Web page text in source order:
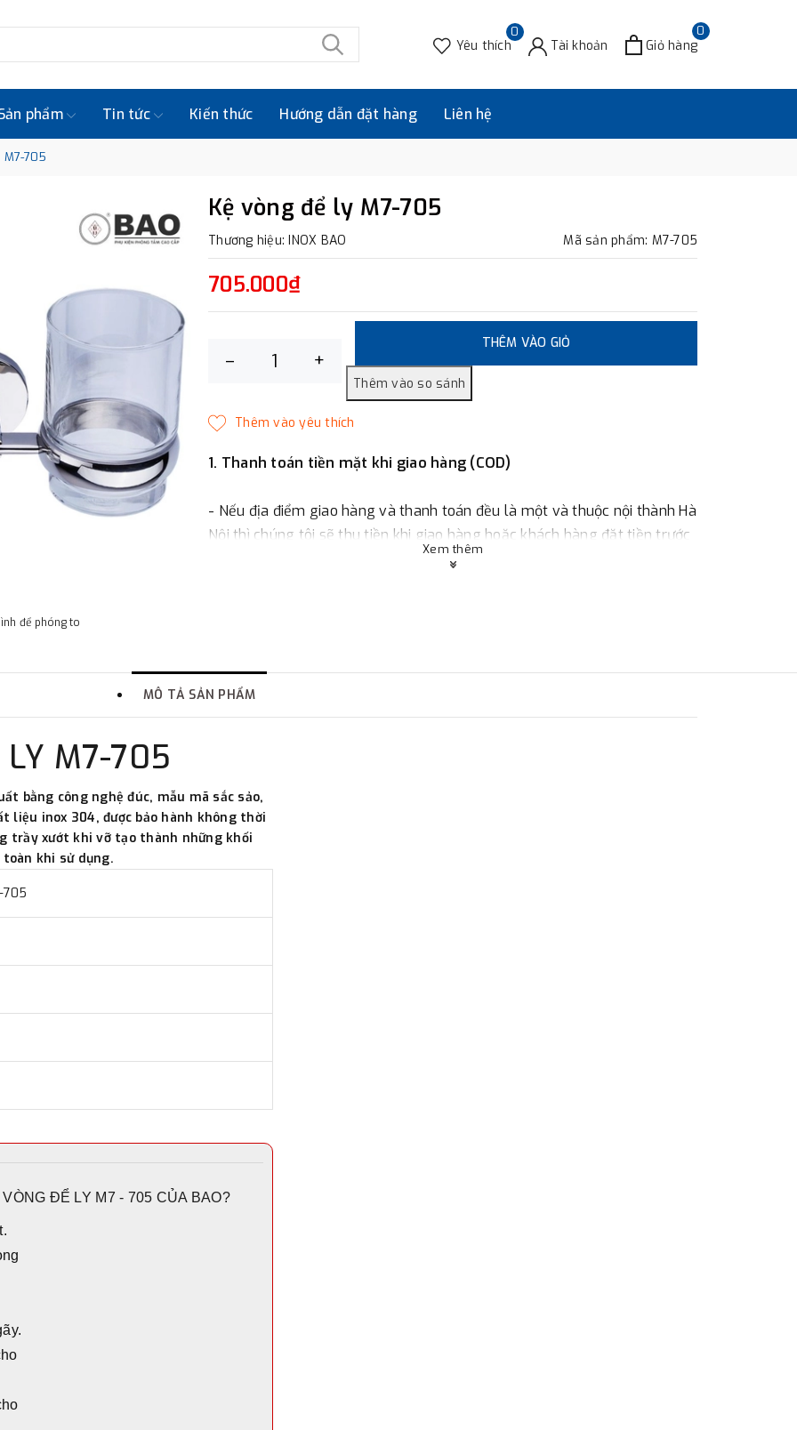
0
Yêu thích Tài khoản
0
Giỏ hàng
phẩm Tin tức Kiến thức Hướng dẫn đặt hàng Liên hệ
705
để phóng to
Kệ vòng để ly M7-705
Thương hiệu: INOX BAO Mã sản phẩm: M7-705
705.000₫
– +
THÊM VÀO GIỎ
1. Thanh toán tiền mặt khi giao hàng (COD)
- Nếu địa điểm giao hàng và thanh toán đều là một và thuộc nội thành Hà
Nội thì chúng tôi sẽ thu tiền khi giao hàng hoặc khách hàng đặt tiền trước
một phần giá trị đơn hàng tùy thuộc vào đơn hàng.
quận Đống Đa, Hà Nội.
đơn đặt hàng ngoài nội thành Hà Nội. Chúng tôi sẽ thu tiền trước 100% giá
trị hàng + phí vận chuyển theo cước phí tính trong chính sách vận chuyển
bằng phương thức chuyển khoản trước khi giao hàng.
- Sau khi có thông tin xác thực đã chuyển tiền của quý khách, chúng tôi sẽ
Xem thêm
MÔ TẢ SẢN PHẨM
LY M7-705
bằng công nghệ đúc, mẫu mã sắc sảo,
liệu inox 304, được bảo hành không thời
trầy xướt khi vỡ tạo thành những khối
khi sử dụng.
ĐỂ LY M7 - 705 CỦA BAO?